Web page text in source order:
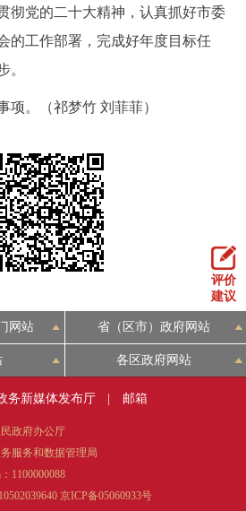
彻党的二十大精神，认真抓好市委
的工作部署，完成好年度目标任
。
。（祁梦竹 刘菲菲）
评价
建议
网站 省（区市）政府网站
各区政府网站
务新媒体发布厅 邮箱
政府办公厅
服务和数据管理局
1100000088
京ICP备05060933号